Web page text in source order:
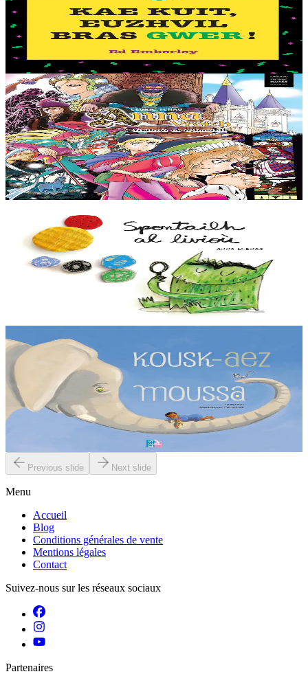
Qui a un long nez bleu turquoise, deux grands yeux jaunes, et des
dents blanches et pointues ? C’est le Grand Monstre Vert qui se
cache à l’intérieur de ton livre....
12,50 €
11 ans et plus
TES
Anna Vreizh - Itrikoù er C'hastell
Encore une sortie scolaire ennuyeuse au château des ducs de
Bretagne pour Gaël, en visite à Nantes… Que nenni ! Le voici
entraîné dans les abîmes du temps par...
En stock12,95 €
El Monstre de Colors
Le monstre des couleurs se sent tout barbouillé aujourd’hui. Ses
émotions sont sens dessus dessous ! Il ne comprend pas ce qui lui
TES
La sieste de Moussa
Moussa aimerait bien dormir mais les bruits d’une petite souris l’en
empêchent. Qui va donc pouvoir l’aider à se débarrasser de ce
rongeur ?...
Previous slide Next slide
Menu
Accueil
Blog
Conditions générales de vente
Mentions légales
Contact
Suivez-nous sur les réseaux sociaux
Partenaires